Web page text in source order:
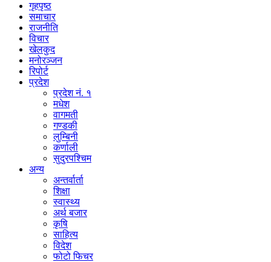
गृहपृष्ठ
समाचार
राजनीति
विचार
खेलकुद
मनोरञ्जन
रिपोर्ट
प्रदेश
प्रदेश नं. १
मधेश
वागमती
गण्डकी
लुम्बिनी
कर्णाली
सुदुरपश्चिम
अन्य
अन्तर्वार्ता
शिक्षा
स्वास्थ्य
अर्थ बजार
कृषि
साहित्य
विदेश
फोटो फिचर